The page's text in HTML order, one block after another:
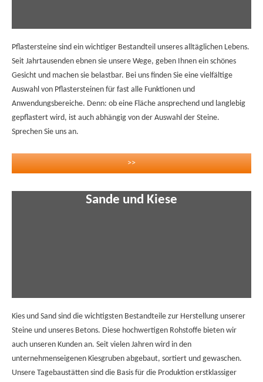
Pflastersteine sind ein wichtiger Bestandteil unseres alltäglichen Lebens.
Seit Jahrtausenden ebnen sie unsere Wege, geben Ihnen ein schönes
Gesicht und machen sie belastbar. Bei uns finden Sie eine vielfältige
Auswahl von Pflastersteinen für fast alle Funktionen und
Anwendungsbereiche. Denn: ob eine Fläche ansprechend und langlebig
gepflastert wird, ist auch abhängig von der Auswahl der Steine.
Sprechen Sie uns an.
>>
Sande und Kiese
Kies und Sand sind die wichtigsten Bestandteile zur Herstellung unserer
Steine und unseres Betons. Diese hochwertigen Rohstoffe bieten wir
auch unseren Kunden an. Seit vielen Jahren wird in den
unternehmenseigenen Kiesgruben abgebaut, sortiert und gewaschen.
Unsere Tagebaustätten sind die Basis für die Produktion erstklassiger